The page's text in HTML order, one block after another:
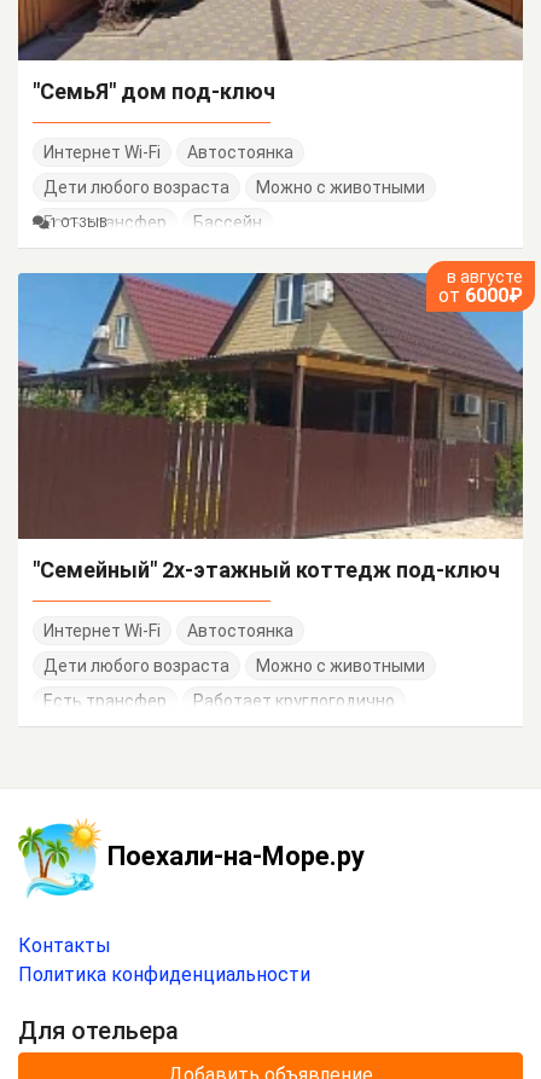
"СемьЯ" дом под-ключ
Интернет Wi-Fi
Автостоянка
Дети любого возраста
Можно с животными
Есть трансфер
Бассейн
1 ОТЗЫВ
в августе
от 6000₽
"Семейный" 2х-этажный коттедж под-ключ
Интернет Wi-Fi
Автостоянка
Дети любого возраста
Можно с животными
Есть трансфер
Работает круглогодично
Поехали-на-Море.ру
Контакты
Политика конфиденциальности
Для отельера